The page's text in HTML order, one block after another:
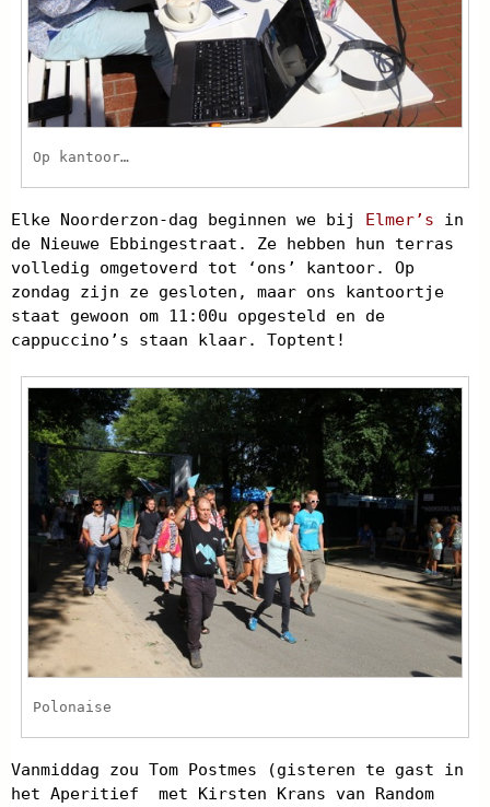
Op kantoor…
Elke Noorderzon-dag beginnen we bij Elmer’s in
de Nieuwe Ebbingestraat. Ze hebben hun terras
volledig omgetoverd tot ‘ons’ kantoor. Op
zondag zijn ze gesloten, maar ons kantoortje
staat gewoon om 11:00u opgesteld en de
cappuccino’s staan klaar. Toptent!
Polonaise
Vanmiddag zou Tom Postmes (gisteren te gast in
het Aperitief met Kirsten Krans van Random